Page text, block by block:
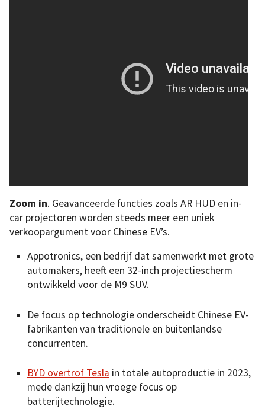
Zoom in. Geavanceerde functies zoals AR HUD en in-
car projectoren worden steeds meer een uniek
verkoopargument voor Chinese EV’s.
Appotronics, een bedrijf dat samenwerkt met grote
automakers, heeft een 32-inch projectiescherm
ontwikkeld voor de M9 SUV.
De focus op technologie onderscheidt Chinese EV-
fabrikanten van traditionele en buitenlandse
concurrenten.
BYD overtrof Tesla in totale autoproductie in 2023,
mede dankzij hun vroege focus op
batterijtechnologie.